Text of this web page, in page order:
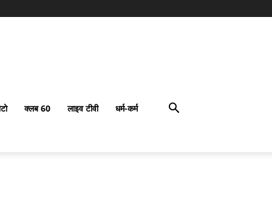
क्लब 60 लाइव टीवी धर्म-कर्म